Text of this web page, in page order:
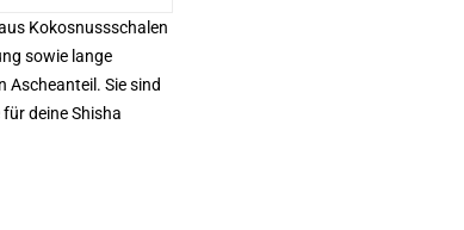
Kokosnussschalen
sowie lange
Ascheanteil. Sie sind
deine Shisha